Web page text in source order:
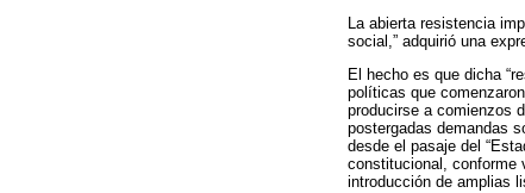
La abierta resistencia
social,” adquirió una
El hecho es que dicha
políticas que
producirse a comienzos
postergadas demandas
desde el pasaje del
constitucional, conforme
introducción de amplias